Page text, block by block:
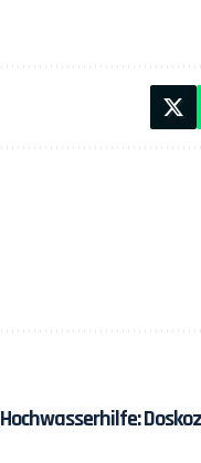
Hochwasserhilfe: